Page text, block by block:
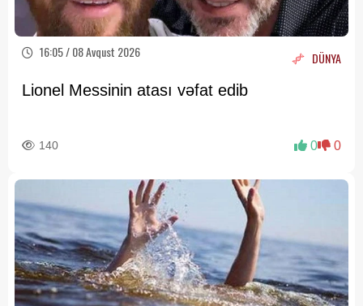
16:05 / 08 Avqust 2026 DÜNYA
Lionel Messinin atası vəfat edib
140 0 0